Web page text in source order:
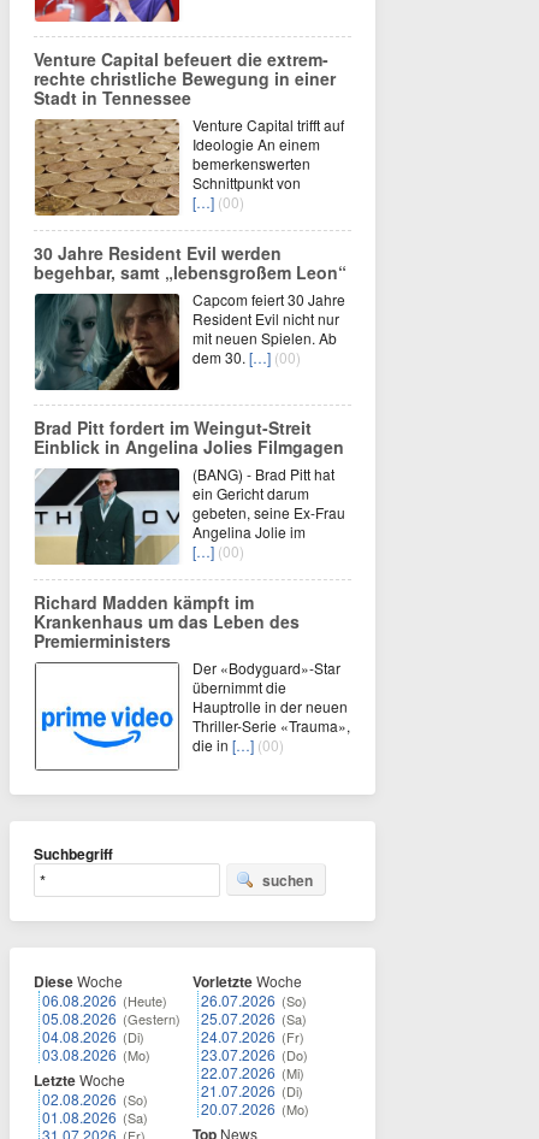
Venture Capital befeuert die extrem-
rechte christliche Bewegung in einer
Stadt in Tennessee
Venture Capital trifft auf
Ideologie An einem
bemerkenswerten
Schnittpunkt von
[…] (00)
30 Jahre Resident Evil werden
begehbar, samt „lebensgroßem Leon“
Capcom feiert 30 Jahre
Resident Evil nicht nur
mit neuen Spielen. Ab
dem 30. […] (00)
Brad Pitt fordert im Weingut-Streit
Einblick in Angelina Jolies Filmgagen
(BANG) - Brad Pitt hat
ein Gericht darum
gebeten, seine Ex-Frau
Angelina Jolie im
[…] (00)
Richard Madden kämpft im
Krankenhaus um das Leben des
Premierministers
Der «Bodyguard»-Star
übernimmt die
Hauptrolle in der neuen
Thriller-Serie «Trauma»,
die in […] (00)
Suchbegriff
suchen
DieseWoche
06.08.2026 (Heute)
05.08.2026 (Gestern)
04.08.2026 (Di)
03.08.2026 (Mo)
LetzteWoche
02.08.2026 (So)
01.08.2026 (Sa)
31.07.2026
VorletzteWoche
26.07.2026 (So)
25.07.2026 (Sa)
24.07.2026 (Fr)
23.07.2026 (Do)
22.07.2026 (Mi)
21.07.2026 (Di)
20.07.2026 (Mo)
Top News